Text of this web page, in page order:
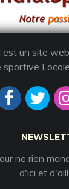
un site
sportive
ne rien
d'ici et